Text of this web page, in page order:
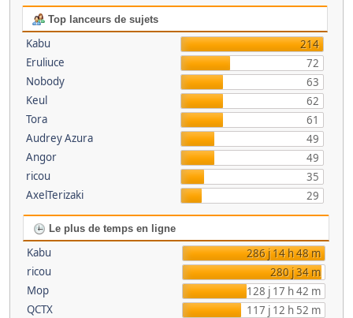
Top lanceurs de sujets
Kabu
214
Eruliuce
72
Nobody
63
Keul
62
Tora
61
Audrey Azura
49
Angor
49
ricou
35
AxelTerizaki
29
Le plus de temps en ligne
Kabu
286 j 14 h 48 m
ricou
280 j 34 m
Mop
128 j 17 h 42 m
QCTX
117 j 12 h 52 m